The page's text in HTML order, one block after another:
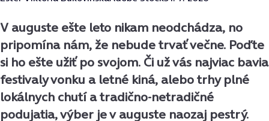
V auguste ešte leto nikam neodchádza, no
pripomína nám, že nebude trvať večne. Poďte
si ho ešte užiť po svojom. Či už vás najviac bavia
festivaly vonku a letné kiná, alebo trhy plné
lokálnych chutí a tradično-netradičné
podujatia, výber je v auguste naozaj pestrý.